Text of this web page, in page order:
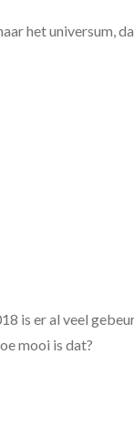
het universum,
is er al veel
mooi is dat?